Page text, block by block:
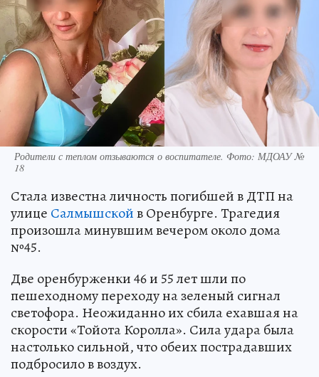
Родители с теплом отзываются о воспитателе. Фото: МДОАУ №
18
Стала известна личность погибшей в ДТП на
улице Салмышскойв Оренбурге. Трагедия
произошла минувшим вечером около дома
№45.
Две оренбурженки 46 и 55 лет шли по
пешеходному переходу на зеленый сигнал
светофора. Неожиданно их сбила ехавшая на
скорости «Тойота Королла». Сила удара была
настолько сильной, что обеих пострадавших
подбросило в воздух.